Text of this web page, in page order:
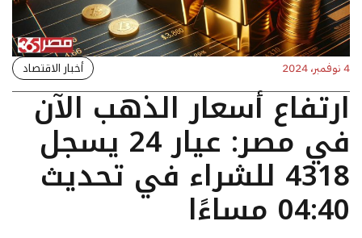
4 نوفمبر، 2024 أخبار الاقتصاد
ارتفاع أسعار الذهب الآن
في مصر: عيار 24 يسجل
4318 للشراء في تحديث
04:40 مساءًا